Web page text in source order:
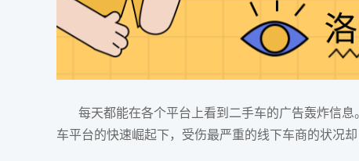
每天都能在各个平台上看到二手车的广告轰炸信息
车平台的快速崛起下，受伤最严重的线下车商的状况却